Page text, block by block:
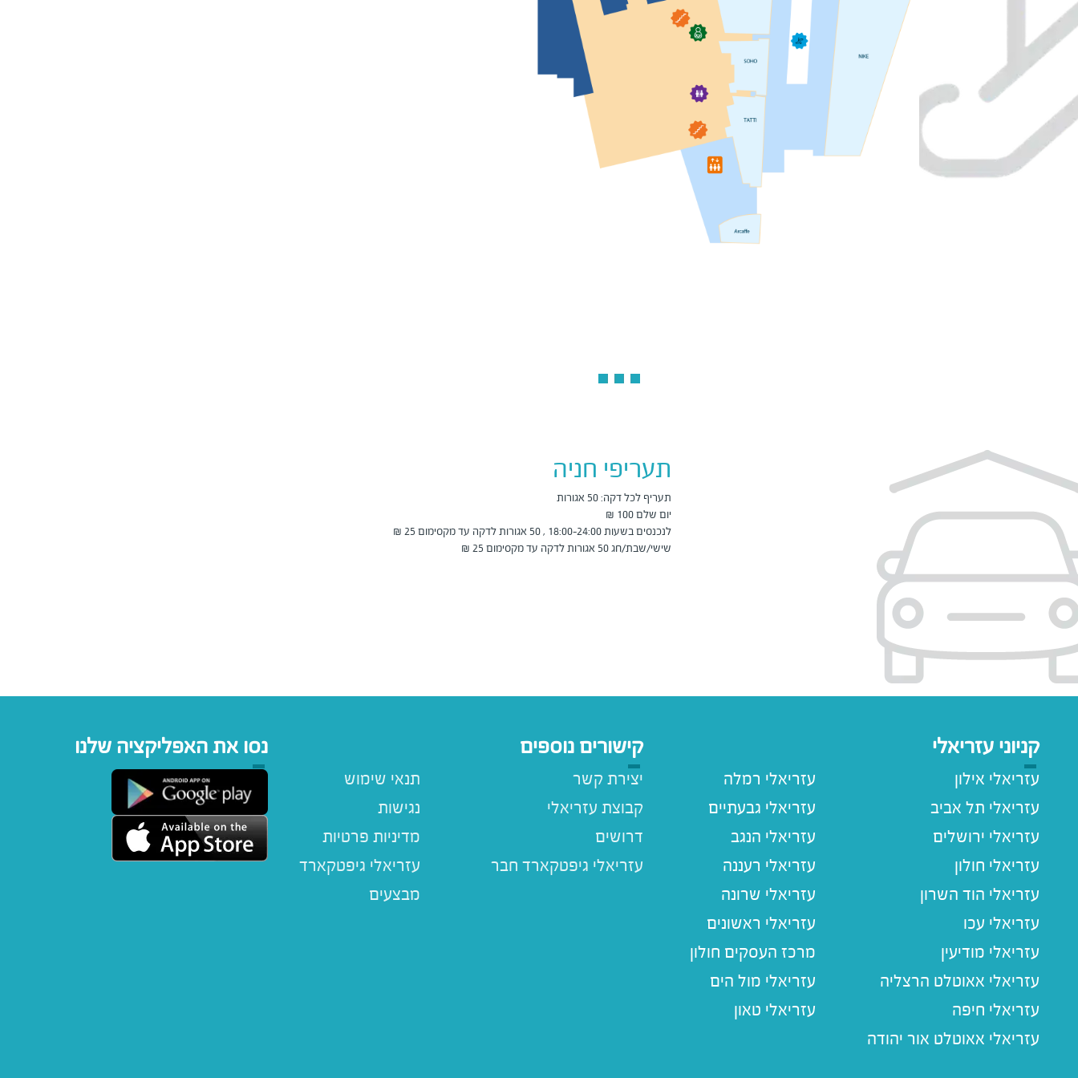
תעריפי חניה
תעריף לכל דקה: 50 אגורות
שישי/שבת/חג 50 אגורות לדקה עד מקסימום 25 ₪
קניוני עזריאלי
עזריאלי אילון
עזריאלי תל אביב
עזריאלי ירושלים
עזריאלי חולון
עזריאלי הוד השרון
עזריאלי עכו
עזריאלי מודיעין
עזריאלי אאוטלט הרצליה
עזריאלי חיפה
עזריאלי אאוטלט אור יהודה
עזריאלי רמלה
עזריאלי גבעתיים
עזריאלי הנגב
עזריאלי רעננה
עזריאלי שרונה
עזריאלי ראשונים
מרכז העסקים חולון
עזריאלי מול הים
עזריאלי טאון
קישורים נוספים
תנאי שימוש
נגישות
מדיניות פרטיות
עזריאלי גיפטקארד
מבצעים
יצירת קשר
קבוצת עזריאלי
דרושים
נסו את האפליקציה שלנו